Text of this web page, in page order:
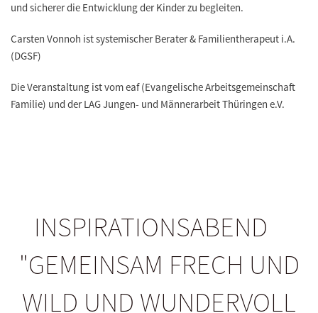
und sicherer die Entwicklung der Kinder zu begleiten.
Carsten Vonnoh ist systemischer Berater & Familientherapeut i.A.
(DGSF)
Die Veranstaltung ist vom eaf (Evangelische Arbeitsgemeinschaft
Familie) und der LAG Jungen- und Männerarbeit Thüringen e.V.
INSPIRATIONSABEND
"GEMEINSAM FRECH UND
WILD UND WUNDERVOLL